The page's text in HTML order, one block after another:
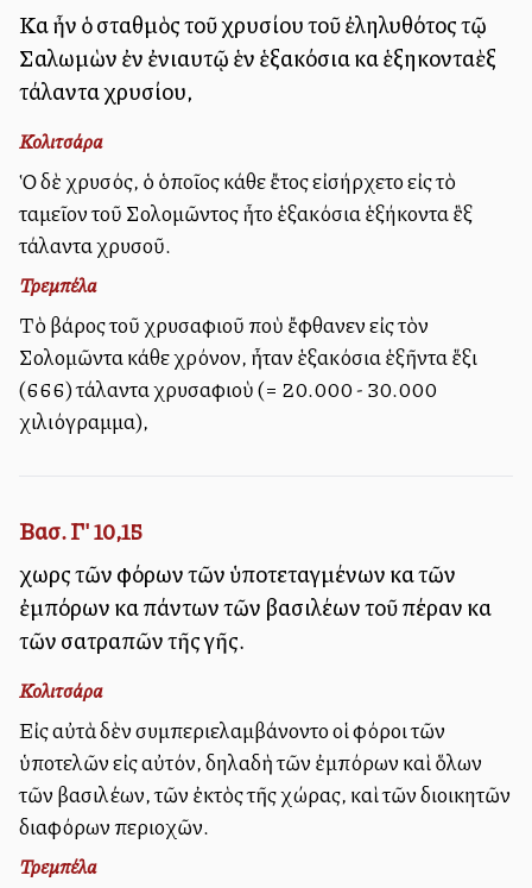
Καὶ ἦν ὁ σταθμὸς τοῦ χρυσίου τοῦ ἐληλυθότος τῷ
Σαλωμὼν ἐν ἐνιαυτῷ ἑνὶ ἑξακόσια καὶ ἑξηκονταὲξ
τάλαντα χρυσίου,
Κολιτσάρα
Ὁ δὲ χρυσός, ὁ ὁποῖος κάθε ἔτος εἰσήρχετο εἰς τὸ
ταμεῖον τοῦ Σολομῶντος ἦτο ἑξακόσια ἑξήκοντα ἓξ
τάλαντα χρυσοῦ.
Τρεμπέλα
Τὸ βάρος τοῦ χρυσαφιοῦ ποὺ ἔφθανεν εἰς τὸν
Σολομῶντα κάθε χρόνον, ἦταν ἑξακόσια ἑξῆντα ἕξι
(666) τάλαντα χρυσαφιοὺ (= 20.000 - 30.000
χιλιόγραμμα),
Βασ. Γ' 10,15
χωρὶς τῶν φόρων τῶν ὑποτεταγμένων καὶ τῶν
ἐμπόρων καὶ πάντων τῶν βασιλέων τοῦ πέραν καὶ
τῶν σατραπῶν τῆς γῆς.
Κολιτσάρα
Εἰς αὐτὰ δὲν συμπεριελαμβάνοντο οἱ φόροι τῶν
ὑποτελῶν εἰς αὐτόν, δηλαδὴ τῶν ἐμπόρων καὶ ὅλων
τῶν βασιλέων, τῶν ἐκτὸς τῆς χώρας, καὶ τῶν διοικητῶν
διαφόρων περιοχῶν.
Τρεμπέλα